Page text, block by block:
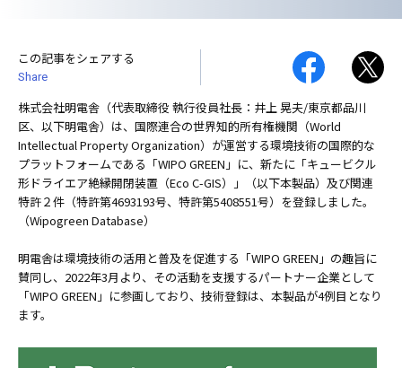
この記事をシェアする
Share
株式会社明電舎（代表取締役 執行役員社長：井上 晃夫/東京都品川
区、以下明電舎）は、国際連合の世界知的所有権機関（World
Intellectual Property Organization）が運営する環境技術の国際的な
プラットフォームである「WIPO GREEN」に、新たに「キュービクル
形ドライエア絶縁開閉装置（Eco C-GIS）」（以下本製品）及び関連
特許２件（特許第4693193号、特許第5408551号）を登録しました。
（Wipogreen Database）
明電舎は環境技術の活用と普及を促進する「WIPO GREEN」の趣旨に
賛同し、2022年3月より、その活動を支援するパートナー企業として
「WIPO GREEN」に参画しており、技術登録は、本製品が4例目となり
ます。